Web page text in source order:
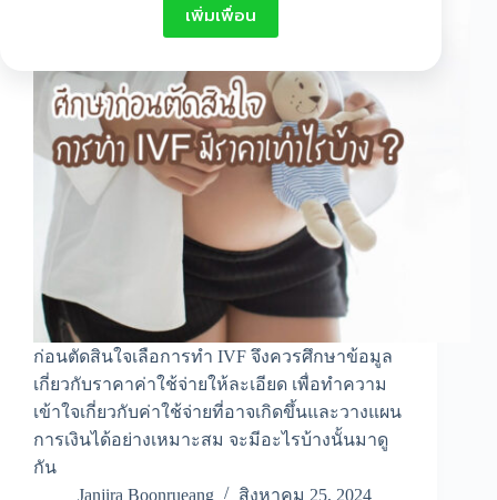
เพิ่มเพื่อน
ก่อนตัดสินใจเลือการทำ IVF จึงควรศึกษาข้อมูล
เกี่ยวกับราคาค่าใช้จ่ายให้ละเอียด เพื่อทำความ
เข้าใจเกี่ยวกับค่าใช้จ่ายที่อาจเกิดขึ้นและวางแผน
การเงินได้อย่างเหมาะสม จะมีอะไรบ้างนั้นมาดู
กัน
Janjira Boonrueang
สิงหาคม 25, 2024